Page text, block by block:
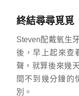
終結尋尋覓
Steven配戴氧生
後，早上起來查
聲，就算後來幾
間不到幾分鐘的
別。